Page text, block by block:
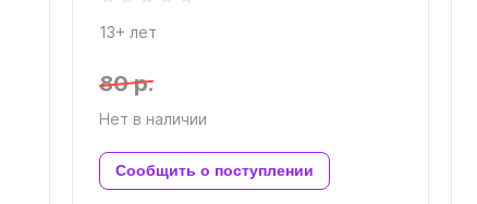
13+ лет
80 р.
Нет в наличии
Сообщить о поступлении